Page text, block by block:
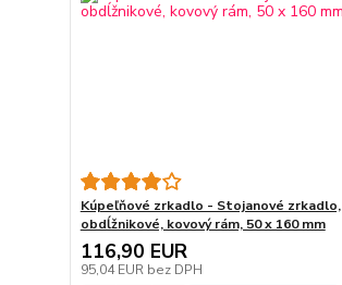
Kúpeľňové zrkadlo - Stojanové zrkadlo,
obdĺžnikové, kovový rám, 50 x 160 mm
116,90 EUR
95,04 EUR bez DPH